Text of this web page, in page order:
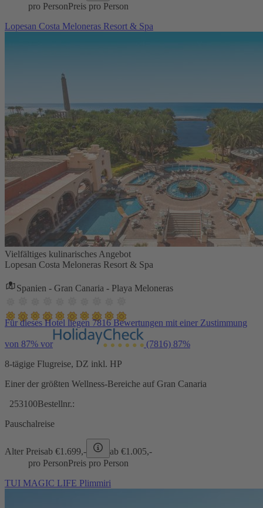
pro PersonPreis pro Person
Lopesan Costa Meloneras Resort & Spa
Vielfältiges kulinarisches Angebot
Lopesan Costa Meloneras Resort & Spa
Spanien - Gran Canaria - Playa Meloneras
Für dieses Hotel liegen 7816 Bewertungen mit einer Zustimmung
von 87% vor (7816) 87%
8-tägige Flugreise, DZ inkl. HP
Einer der größten Wellness-Bereiche auf Gran Canaria
253100Bestellnr.:
Pauschalreise
Alter Preisab €1.699,- ab €1.005,-
pro PersonPreis pro Person
TUI MAGIC LIFE Plimmiri